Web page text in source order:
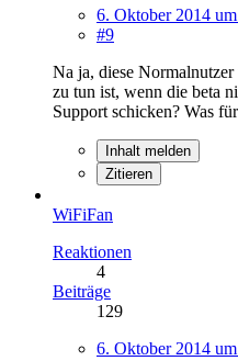
6. Oktober 2014
#9
Na ja, diese
zu tun ist, wenn die beta
Support schicken? Was
Inhalt melden
Zitieren
WiFiFan
Reaktionen
4
Beiträge
129
6. Oktober 2014